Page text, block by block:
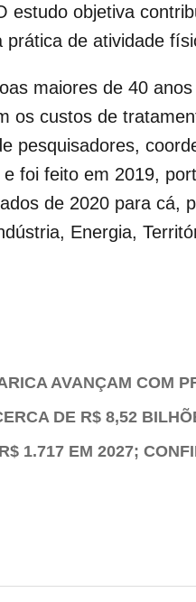
estudo objetiva
de atividade
maiores de 40
os custos de
pesquisadores,
foi feito em 2019,
de 2020 para cá,
Energia,
AVANÇAM COM
DE R$ 8,52
1.717 EM 2027;